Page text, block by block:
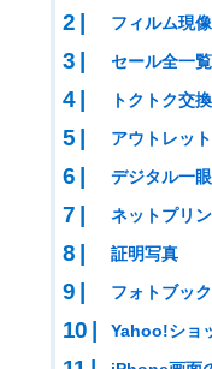
フィルム現
セール全一覧
トクトク交
アウトレット
デジタル一
ネットプリ
証明写真
フォトブック
Yahoo!ショ